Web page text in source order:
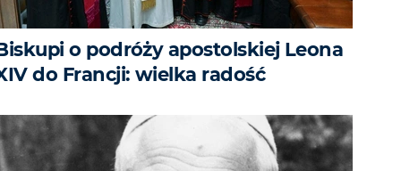
o podróży apostolskiej Leona
do Francji: wielka radość